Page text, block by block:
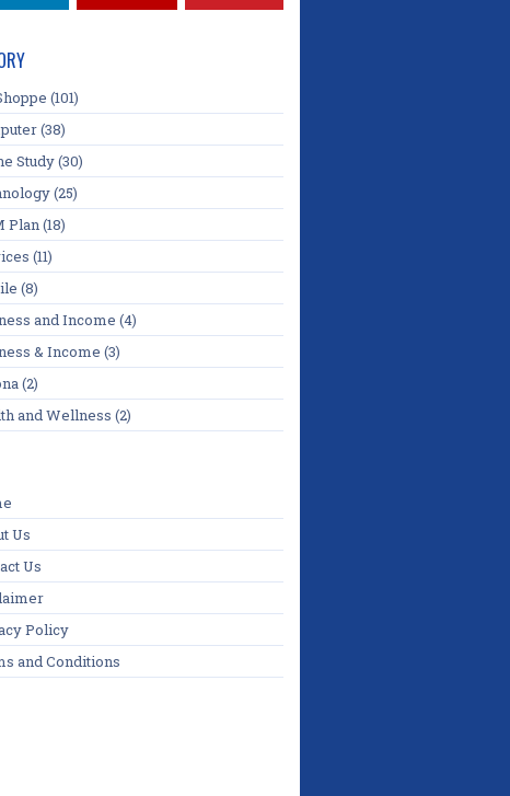
(101)
(38)
Study(30)
(25)
Plan(18)
(11)
(8)
and Income (4)
& Income (3)
(2)
and Wellness (2)
Us
Us
Policy
and Conditions